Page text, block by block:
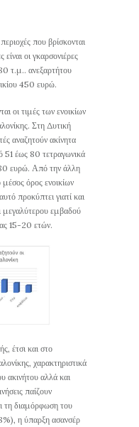
που βρίσκονται
οι γκαρσονιέρες
τ.μ.. ανεξαρτήτου
450 ευρώ.
οι τιμές των ενοικίων
Στη Δυτική
αναζητούν ακίνητα
51 έως 80 τετραγωνικά
ευρώ. Από την άλλη
όρος ενοικίων
προκύπτει γιατί και
μεγαλύτερου εμβαδού
15-20 ετών.
έτσι και στο
χαρακτηριστικά
ακινήτου αλλά και
παίζουν
τη διαμόρφωση του
η ύπαρξη ασανσέρ